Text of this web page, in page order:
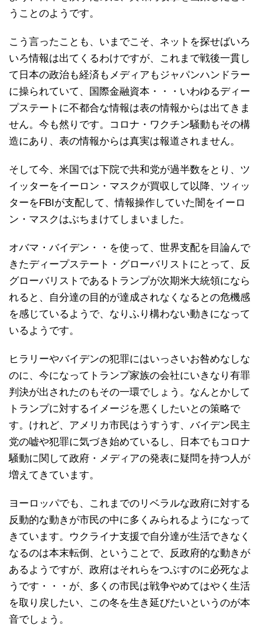
うことのようです。
こう言ったことも、いまでこそ、ネットを探せばいろ
いろ情報は出てくるわけですが、これまで戦後一貫し
て日本の政治も経済もメディアもジャパンハンドラー
に操られていて、国際金融資本・・・いわゆるディー
プステートに不都合な情報は表の情報からは出てきま
せん。今も然りです。コロナ・ワクチン騒動もその構
造にあり、表の情報からは真実は報道されません。
そして今、米国では下院で共和党が過半数をとり、ツ
イッターをイーロン・マスクが買収して以降、ツィッ
ターをFBIが支配して、情報操作していた闇をイーロ
ン・マスクはぶちまけてしまいました。
オバマ・バイデン・・を使って、世界支配を目論んで
きたディープステート・グローバリストにとって、反
グローバリストであるトランプが次期米大統領になら
れると、自分達の目的が達成されなくなるとの危機感
を感じているようで、なりふり構わない動きになって
いるようです。
ヒラリーやバイデンの犯罪にはいっさいお咎めなしな
のに、今になってトランプ家族の会社にいきなり有罪
判決が出されたのもその一環でしょう。なんとかして
トランプに対するイメージを悪くしたいとの策略で
す。けれど、アメリカ市民はうすうす、バイデン民主
党の嘘や犯罪に気づき始めているし、日本でもコロナ
騒動に関して政府・メディアの発表に疑問を持つ人が
増えてきています。
ヨーロッパでも、これまでのリベラルな政府に対する
反動的な動きが市民の中に多くみられるようになって
きています。ウクライナ支援で自分達が生活できなく
なるのは本末転倒、ということで、反政府的な動きが
あるようですが、政府はそれらをつぶすのに必死なよ
うです・・・が、多くの市民は戦争やめてはやく生活
を取り戻したい、この冬を生き延びたいというのが本
音でしょう。